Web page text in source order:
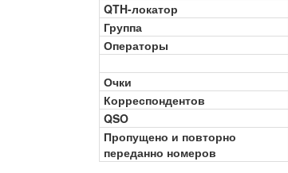
QTH-локатор
Группа
Операторы
Очки
Корреспондентов
QSO
Пропущено и повторно
переданно номеров